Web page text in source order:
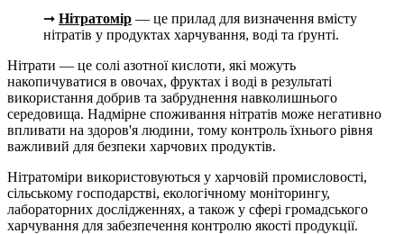
➞ Нітратомір — це прилад для визначення вмісту
нітратів у продуктах харчування, воді та ґрунті.
Нітрати — це солі азотної кислоти, які можуть
накопичуватися в овочах, фруктах і воді в результаті
використання добрив та забруднення навколишнього
середовища. Надмірне споживання нітратів може негативно
впливати на здоров'я людини, тому контроль їхнього рівня
важливий для безпеки харчових продуктів.
Нітратоміри використовуються у харчовій промисловості,
сільському господарстві, екологічному моніторингу,
лабораторних дослідженнях, а також у сфері громадського
харчування для забезпечення контролю якості продукції.